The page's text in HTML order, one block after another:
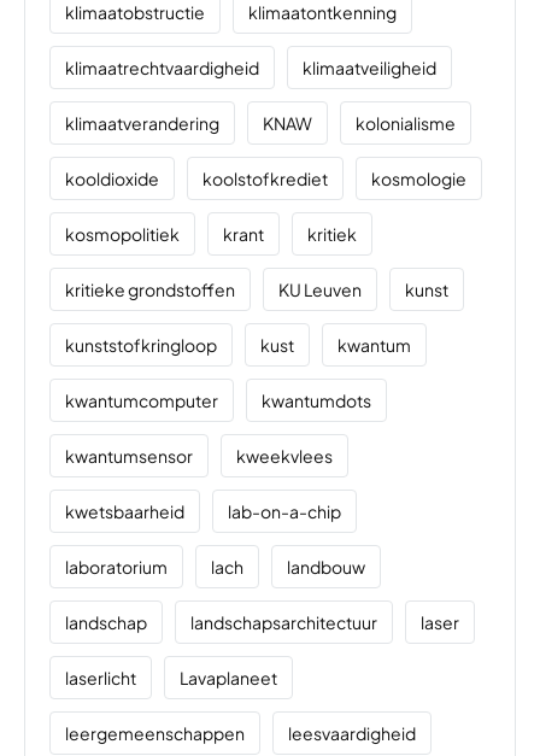
klimaatobstructie klimaatontkenning
klimaatrechtvaardigheid klimaatveiligheid
klimaatverandering KNAW kolonialisme
kooldioxide koolstofkrediet kosmologie
kosmopolitiek krant kritiek
kritieke grondstoffen KU Leuven kunst
kunststofkringloop kust kwantum
kwantumcomputer kwantumdots
kwantumsensor kweekvlees
kwetsbaarheid lab-on-a-chip
laboratorium lach landbouw
landschap landschapsarchitectuur laser
laserlicht Lavaplaneet
leergemeenschappen leesvaardigheid